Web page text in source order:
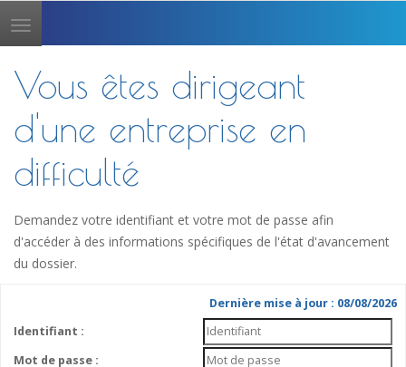
Toggle
navigation
Vous êtes dirigeant
d'une entreprise en
difficulté
Demandez votre identifiant et votre mot de passe afin
d'accéder à des informations spécifiques de l'état d'avancement
du dossier.
Dernière mise à jour : 08/08/2026
Identifiant :
Mot de passe :